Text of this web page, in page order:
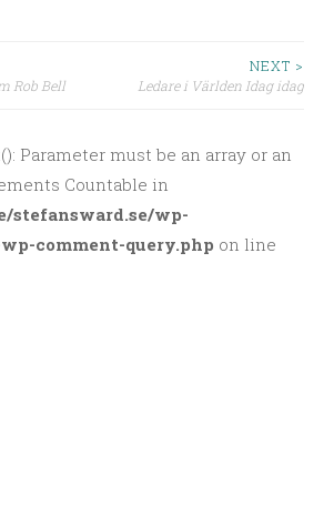
Rob Bell
NEXT >
Ledare i Världen Idag idag
Parameter must be an array or an
Countable in
stefansward.se/wp-
comment-query.php on line